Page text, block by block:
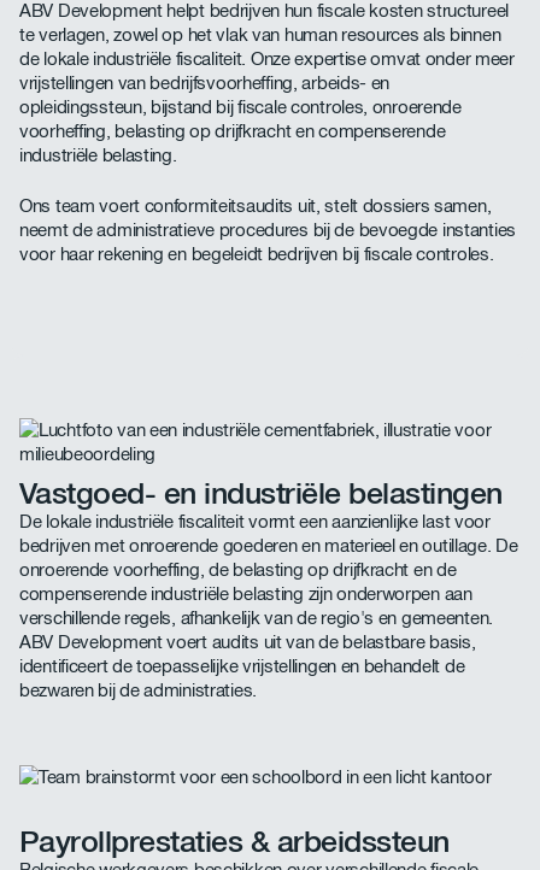
ABV Development helpt bedrijven hun fiscale kosten structureel
te verlagen, zowel op het vlak van human resources als binnen
de lokale industriële fiscaliteit. Onze expertise omvat onder meer
vrijstellingen van bedrijfsvoorheffing, arbeids- en
opleidingssteun, bijstand bij fiscale controles, onroerende
voorheffing, belasting op drijfkracht en compenserende
industriële belasting.
Ons team voert conformiteitsaudits uit, stelt dossiers samen,
neemt de administratieve procedures bij de bevoegde instanties
voor haar rekening en begeleidt bedrijven bij fiscale controles.
Vastgoed- en industriële belastingen
De lokale industriële fiscaliteit vormt een aanzienlijke last voor
bedrijven met onroerende goederen en materieel en outillage. De
onroerende voorheffing, de belasting op drijfkracht en de
compenserende industriële belasting zijn onderworpen aan
verschillende regels, afhankelijk van de regio's en gemeenten.
ABV Development voert audits uit van de belastbare basis,
identificeert de toepasselijke vrijstellingen en behandelt de
bezwaren bij de administraties.
Payrollprestaties & arbeidssteun